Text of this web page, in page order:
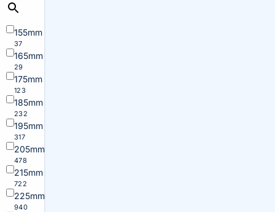
155mm
37
165mm
29
175mm
123
185mm
232
195mm
317
205mm
478
215mm
722
225mm
940